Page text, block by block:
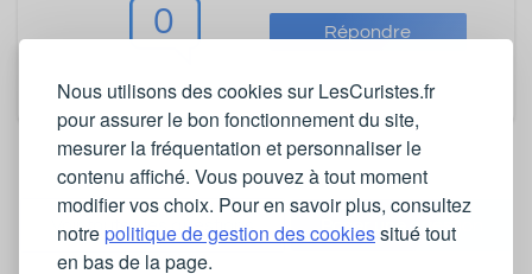
Nous utilisons des cookies sur LesCuristes.fr
pour assurer le bon fonctionnement du site,
mesurer la fréquentation et personnaliser le
contenu affiché. Vous pouvez à tout moment
modifier vos choix. Pour en savoir plus, consultez
notrepolitique de gestion des cookiessitué tout
en bas de la page.
0 Répondre
Voir toutes les questions Poser une question